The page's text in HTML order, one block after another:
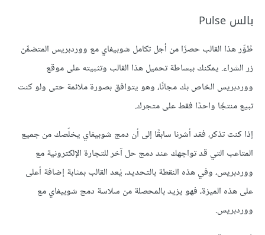
بالس Pulse
طُوِّر هذا القالب حصرًا من أجل تكامل شوبيفاي مع ووردبريس المتضمِّن
زر الشراء. يمكنك ببساطة تحميل هذا القالب وتثبيته على موقع
ووردبريس الخاص بك مجانًا، وهو يتوافق بصورة ملائمة حتى ولو كنت
تبيع منتجًا واحدًا فقط على متجرك.
إذا كنت تذكر، فقد أشرنا سابقًا إلى أن دمج شوبيفاي يخلّصك من جميع
المتاعب التي قد تواجهك عند دمج حل آخر للتجارة الإلكترونية مع
ووردبريس، وفي هذه النقطة بالتحديد، يْعد القالب بمثابة إضافة أعلى
على هذه الميزة، فهو يزيد بالمحصلة من سلاسة دمج شوبيفاي مع
ووردبريس.